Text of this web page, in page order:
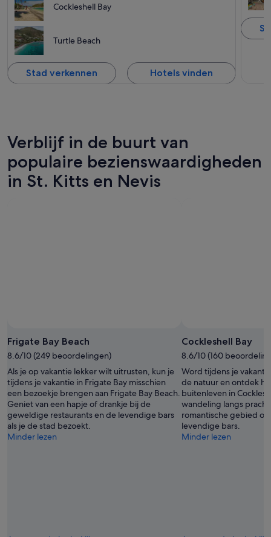
Cockleshell Bay
Turtle Beach
Stad verkennen Hotels vinden
Verblijf in de buurt van
populaire bezienswaardigheden
in St. Kitts en Nevis
Frigate Bay Beach
8.6/10 (249 beoordelingen)
Als je op vakantie lekker wilt uitrusten, kun je
tijdens je vakantie in Frigate Bay misschien
een bezoekje brengen aan Frigate Bay Beach.
Geniet van een hapje of drankje bij de
geweldige restaurants en de levendige bars
als je de stad bezoekt.
Minder lezen
Cockleshell Bay
8.6/10 (160
Word tijdens je
de natuur en ontdek
buitenleven in
wandeling langs
romantische gebied of
levendige bars.
Minder lezen